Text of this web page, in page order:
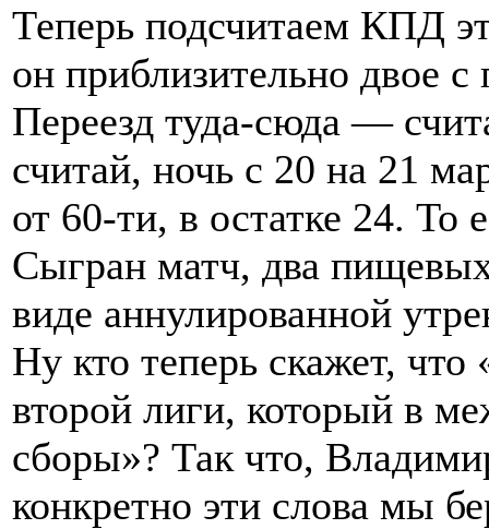
Теперь подсчитаем КПД
он приблизительно двое
Переезд туда-сюда —
считай, ночь с 20 на 21
от 60-ти, в остатке 24. То
Сыгран матч, два
виде аннулированной
Ну кто теперь скажет,
второй лиги, который в
сборы»? Так что,
конкретно эти слова мы